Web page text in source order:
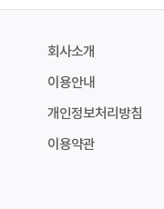
회사소개
이용안내
개인정보처리방침
이용약관